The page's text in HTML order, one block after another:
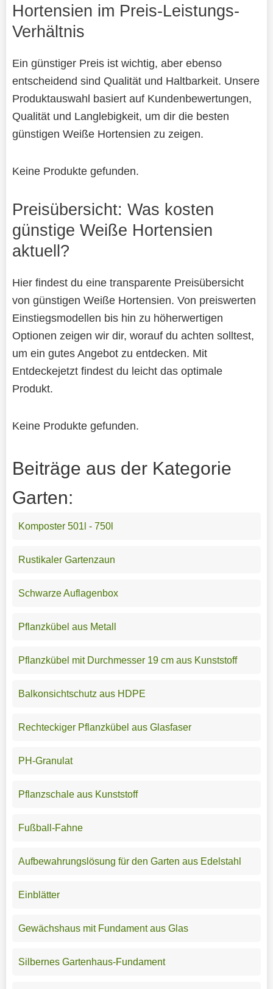
Hortensien im Preis-Leistungs-
Verhältnis
Ein günstiger Preis ist wichtig, aber ebenso
entscheidend sind Qualität und Haltbarkeit. Unsere
Produktauswahl basiert auf Kundenbewertungen,
Qualität und Langlebigkeit, um dir die besten
günstigen Weiße Hortensien zu zeigen.
Keine Produkte gefunden.
Preisübersicht: Was kosten
günstige Weiße Hortensien
aktuell?
Hier findest du eine transparente Preisübersicht
von günstigen Weiße Hortensien. Von preiswerten
Einstiegsmodellen bis hin zu höherwertigen
Optionen zeigen wir dir, worauf du achten solltest,
um ein gutes Angebot zu entdecken. Mit
Entdeckejetzt findest du leicht das optimale
Produkt.
Keine Produkte gefunden.
Beiträge aus der Kategorie
Garten:
Komposter 501l - 750l
Rustikaler Gartenzaun
Schwarze Auflagenbox
Pflanzkübel aus Metall
Pflanzkübel mit Durchmesser 19 cm aus Kunststoff
Balkonsichtschutz aus HDPE
Rechteckiger Pflanzkübel aus Glasfaser
PH-Granulat
Pflanzschale aus Kunststoff
Fußball-Fahne
Aufbewahrungslösung für den Garten aus Edelstahl
Einblätter
Gewächshaus mit Fundament aus Glas
Silbernes Gartenhaus-Fundament